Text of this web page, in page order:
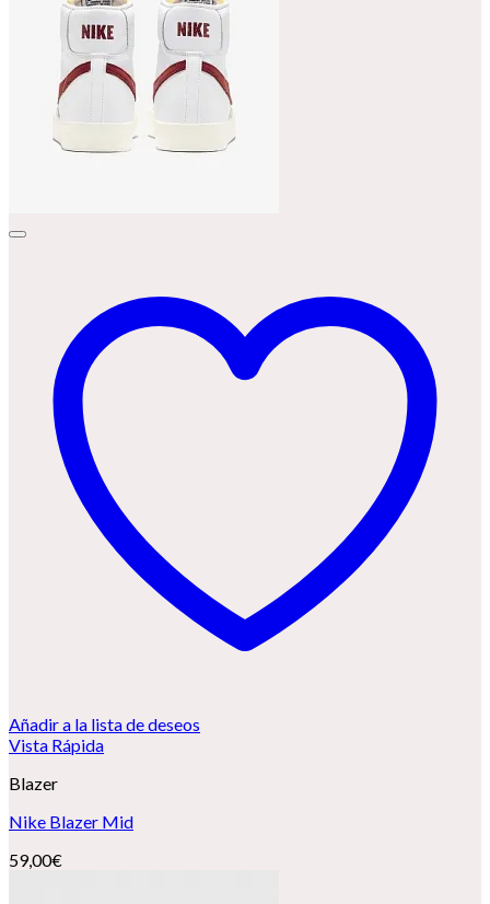
Añadir a la lista de deseos
Vista Rápida
Blazer
Nike Blazer Mid
59,00€